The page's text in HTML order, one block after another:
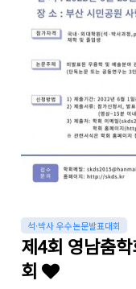
석·박사 우수논문발표대회
제4회 영남춤
회